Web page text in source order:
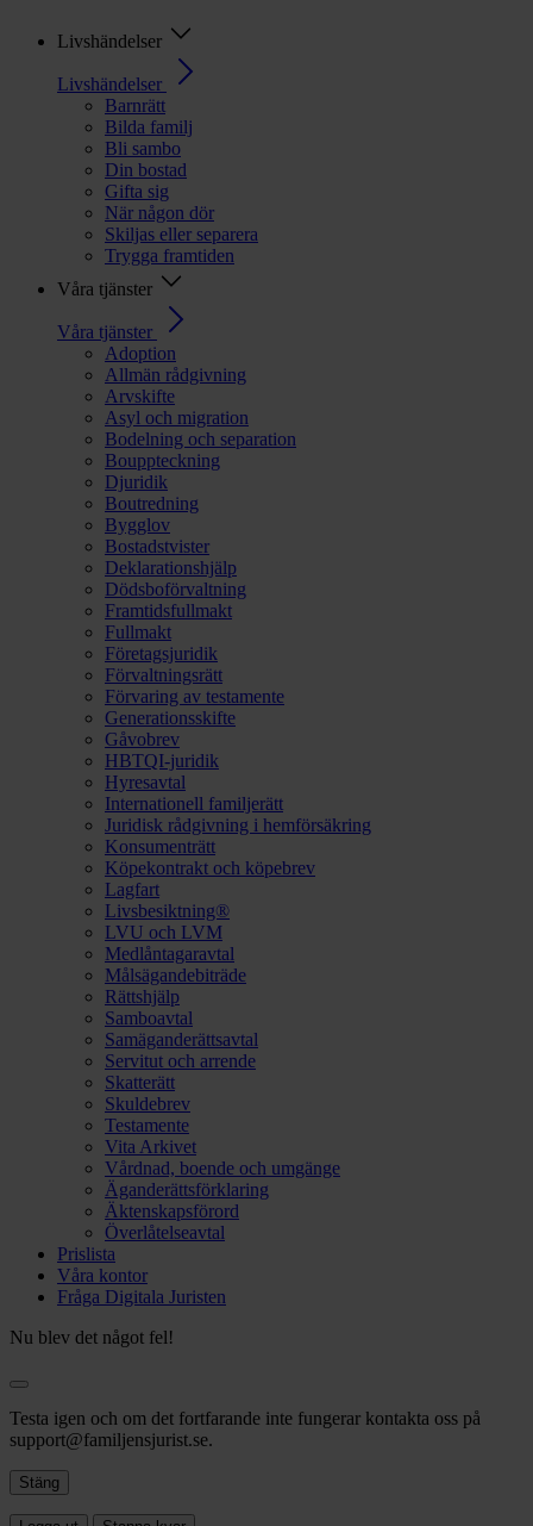
Livshändelser
Livshändelser
Barnrätt
Bilda familj
Bli sambo
Din bostad
Gifta sig
När någon dör
Skiljas eller separera
Trygga framtiden
Våra tjänster
Våra tjänster
Adoption
Allmän rådgivning
Arvskifte
Asyl och migration
Bodelning och separation
Bouppteckning
Djuridik
Boutredning
Bygglov
Bostadstvister
Deklarationshjälp
Dödsboförvaltning
Framtidsfullmakt
Fullmakt
Företagsjuridik
Förvaltningsrätt
Förvaring av testamente
Generationsskifte
Gåvobrev
HBTQI-juridik
Hyresavtal
Internationell familjerätt
Juridisk rådgivning i hemförsäkring
Konsumenträtt
Köpekontrakt och köpebrev
Lagfart
Livsbesiktning®
LVU och LVM
Medlåntagaravtal
Målsägandebiträde
Rättshjälp
Samboavtal
Samäganderättsavtal
Servitut och arrende
Skatterätt
Skuldebrev
Testamente
Vita Arkivet
Vårdnad, boende och umgänge
Äganderättsförklaring
Äktenskapsförord
Överlåtelseavtal
Prislista
Våra kontor
Fråga Digitala Juristen
Nu blev det något fel!
Testa igen och om det fortfarande inte fungerar kontakta oss på
support@familjensjurist.se.
Stäng